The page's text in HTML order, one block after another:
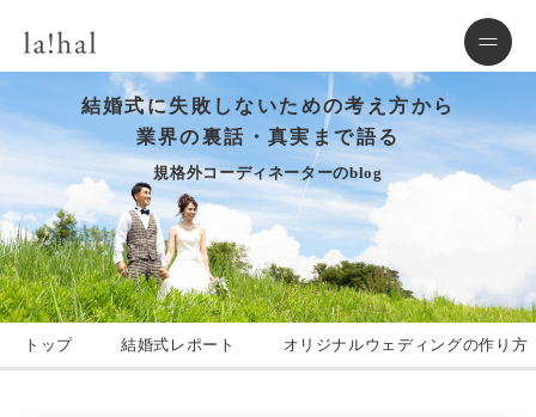
結婚式に失敗しないための考え方から
業界の裏話・真実まで語る
規格外コーディネーターのblog
トップ 結婚式レポート オリジナルウェディングの作り方